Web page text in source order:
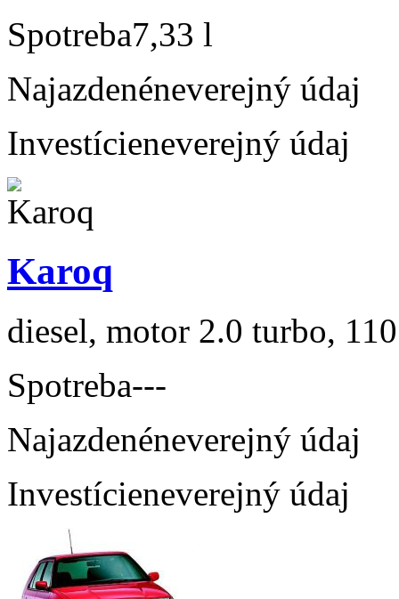
Spotreba7,33 l
Najazdenéneverejný údaj
Investícieneverejný údaj
Karoq
diesel, motor 2.0 turbo,
Spotreba---
Najazdenéneverejný údaj
Investícieneverejný údaj